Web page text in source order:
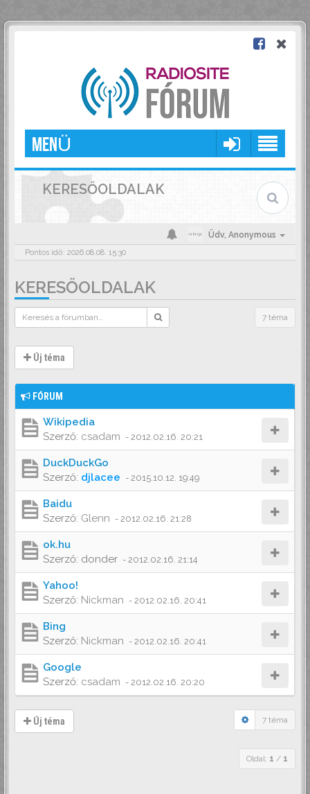
MENÜ
KERESŐOLDALAK
Üdv, Anonymous
Pontos idő: 2026.08.08. 15:30
KERESŐOLDALAK
7 téma
Új téma
FÓRUM
Wikipedia
Szerző: csadam - 2012.02.16. 20:21
DuckDuckGo
Szerző: djlacee - 2015.10.12. 19:49
Baidu
Szerző: Glenn - 2012.02.16. 21:28
ok.hu
Szerző: donder - 2012.02.16. 21:14
Yahoo!
Szerző: Nickman - 2012.02.16. 20:41
Bing
Szerző: Nickman - 2012.02.16. 20:41
Google
Szerző: csadam - 2012.02.16. 20:20
Új téma 7 téma
Oldal: 1 / 1